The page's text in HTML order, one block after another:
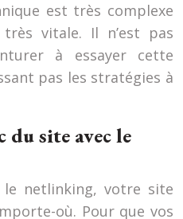
est très complexe
vitale. Il n’est pas
à essayer cette
pas les stratégies à
site avec le
netlinking, votre site
où. Pour que vos